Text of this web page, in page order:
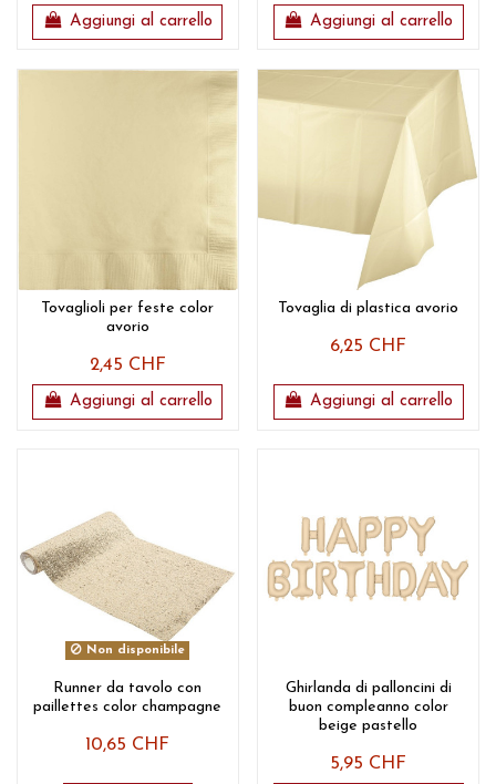
Aggiungi al carrello Aggiungi al carrello
Tovaglioli per feste color
avorio
2,45 CHF
Aggiungi al carrello
Tovaglia di plastica avorio
6,25 CHF
Aggiungi al carrello
Non disponibile
Runner da tavolo con
paillettes color champagne
10,65 CHF
Ghirlanda di palloncini di
buon compleanno color
beige pastello
5,95 CHF